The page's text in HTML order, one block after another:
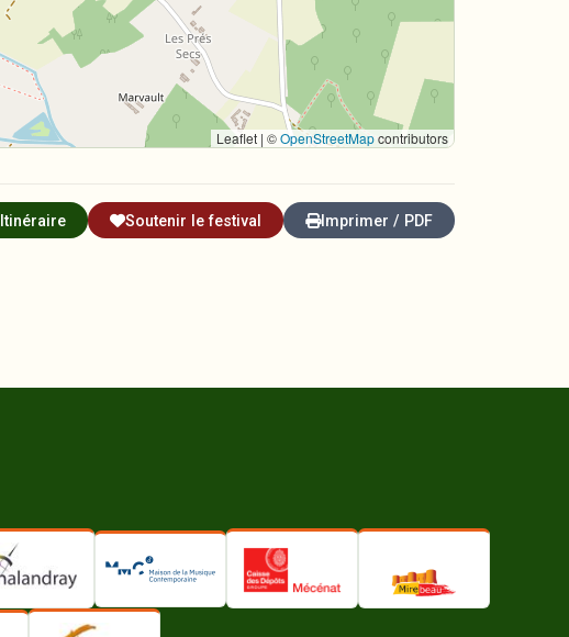
Leaflet | ©OpenStreetMapcontributors
Itinéraire Soutenir le festival Imprimer / PDF